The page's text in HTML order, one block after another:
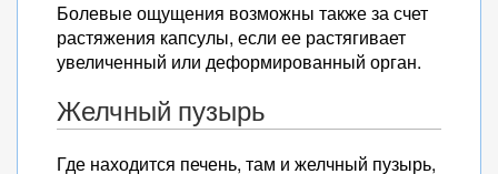
Болевые ощущения возможны также за счет
растяжения капсулы, если ее растягивает
увеличенный или деформированный орган.
Желчный пузырь
Где находится печень, там и желчный пузырь,